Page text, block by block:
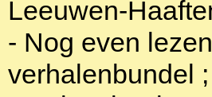
Leeuwen-
- Nog even
verhalenbundel ;